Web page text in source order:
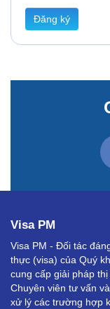
Đăng ký
Visa PM
Visa PM - Đối tác
thực (visa) của Quý
cung cấp giải pháp
Chuyên viên tư vấn
xử lý các trường hợp